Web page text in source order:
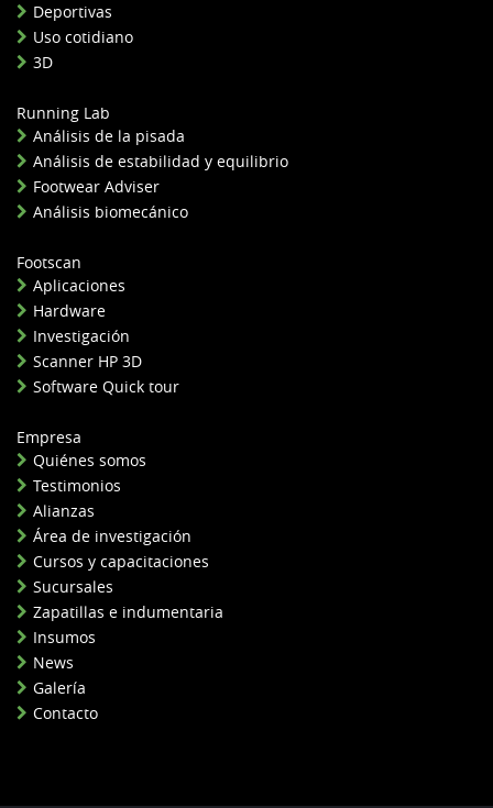
Deportivas
Uso cotidiano
3D
Running Lab
Análisis de la pisada
Análisis de estabilidad y equilibrio
Footwear Adviser
Análisis biomecánico
Footscan
Aplicaciones
Hardware
Investigación
Scanner HP 3D
Software Quick tour
Empresa
Quiénes somos
Testimonios
Alianzas
Área de investigación
Cursos y capacitaciones
Sucursales
Zapatillas e indumentaria
Insumos
News
Galería
Contacto